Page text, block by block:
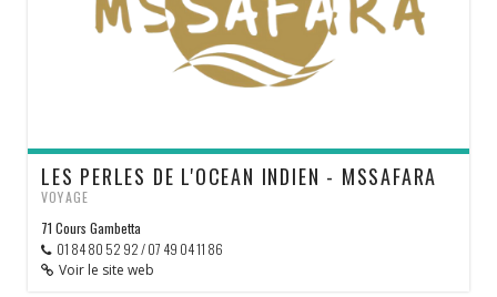
LES PERLES DE L'OCEAN INDIEN - MSSAFARA
VOYAGE
71 Cours Gambetta
01 84 80 52 92 / 07 49 04 11 86
Voir le site web